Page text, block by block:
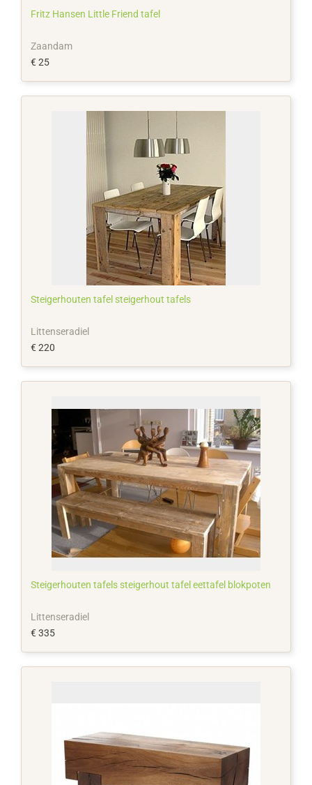
Fritz Hansen Little Friend tafel
Zaandam
€ 25
Steigerhouten tafel steigerhout tafels
Littenseradiel
€ 220
Steigerhouten tafels steigerhout tafel eettafel blokpoten
Littenseradiel
€ 335